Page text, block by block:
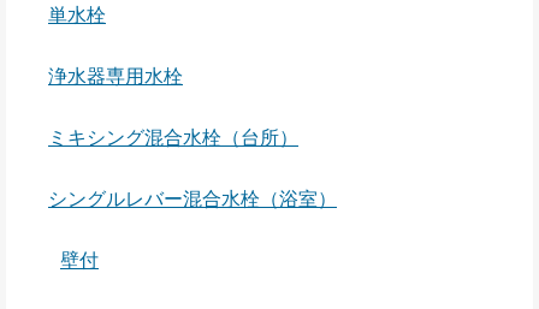
単水栓
浄水器専用水栓
ミキシング混合水栓（台所）
シングルレバー混合水栓（浴室）
壁付